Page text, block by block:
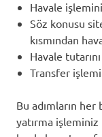
Havale
Söz konusu
kısmından
Havale
Transfer
Bu adımların
yatırma işleminiz